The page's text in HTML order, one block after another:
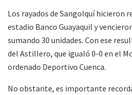
Los rayados de Sangolquí hicieron
estadio Banco Guayaquil y
sumando 30 unidades. Con ese
del Astillero, que igualó 0-0 en el
ordenado Deportivo Cuenca.
No obstante, es importante